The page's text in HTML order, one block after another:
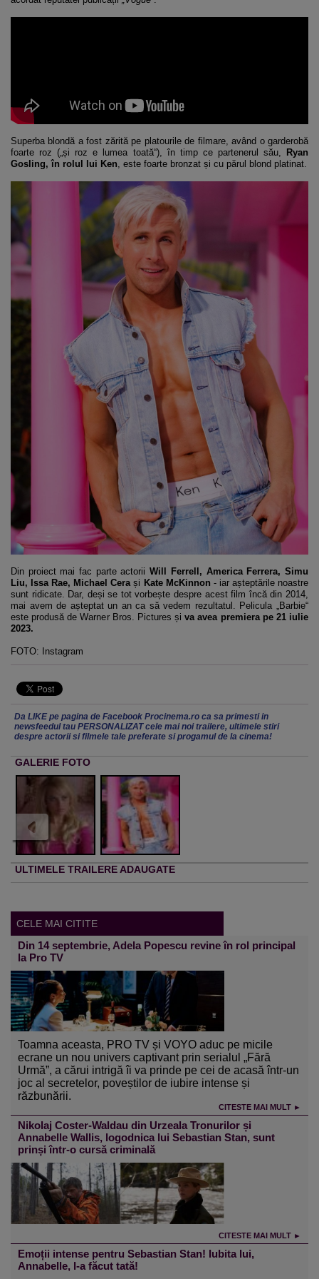
Superba blondă a fost zărită pe platourile de filmare, având o garderobă
foarte roz („și roz e lumea toată“), în timp ce partenerul său,
Ryan
Gosling, în rolul lui Ken, este foarte bronzat și cu părul blond platinat.
Din proiect mai fac parte actorii Will Ferrell, America Ferrera, Simu
Liu, Issa Rae, Michael Cerași Kate McKinnon - iar așteptările noastre
sunt ridicate. Dar, deși se tot vorbește despre acest film încă din 2014,
mai avem de așteptat un an ca să vedem rezultatul. Pelicula „Barbie“
este produsă de Warner Bros. Pictures șiva avea premiera pe 21 iulie
2023.
FOTO: Instagram
Da LIKE pe pagina de Facebook Procinema.ro ca sa primesti in
newsfeedul tau PERSONALIZAT cele mai noi trailere, ultimele stiri
despre actorii si filmele tale preferate si progamul de la cinema!
GALERIE FOTO
ULTIMELE TRAILERE ADAUGATE
CELE MAI CITITE
Din 14 septembrie, Adela Popescu revine în rol principal
la Pro TV
Toamna aceasta, PRO TV și VOYO aduc pe micile
ecrane un nou univers captivant prin serialul „Fără
Urmă”, a cărui intrigă îi va prinde pe cei de acasă într-un
joc al secretelor, poveștilor de iubire intense și
răzbunării.
CITESTE MAI MULT ►
Nikolaj Coster-Waldau din Urzeala Tronurilor și
Annabelle Wallis, logodnica lui Sebastian Stan, sunt
prinși într-o cursă criminală
CITESTE MAI MULT ►
Emoții intense pentru Sebastian Stan! Iubita lui,
Annabelle, l-a făcut tată!